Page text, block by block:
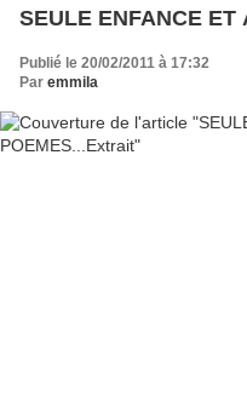
SEULE ENFANCE
Publié le 20/02/2011 à 17:32
Par emmila